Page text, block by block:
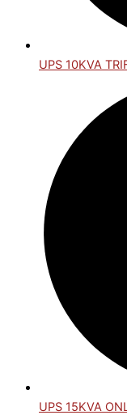
UPS 10KVA
UPS 15KVA